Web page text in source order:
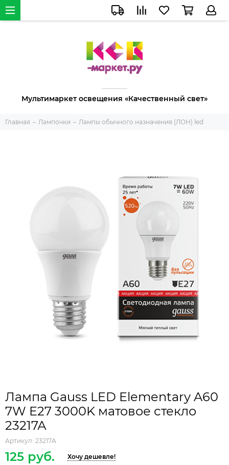
Мультимаркет освещения «Качественный свет»
Главная Лампочки Лампы обычного назначения (ЛОН) led
Лампа Gauss LED Elementary A60
7W E27 3000K матовое стекло
23217А
Артикул: 23217A
125 руб. Хочу дешевле!